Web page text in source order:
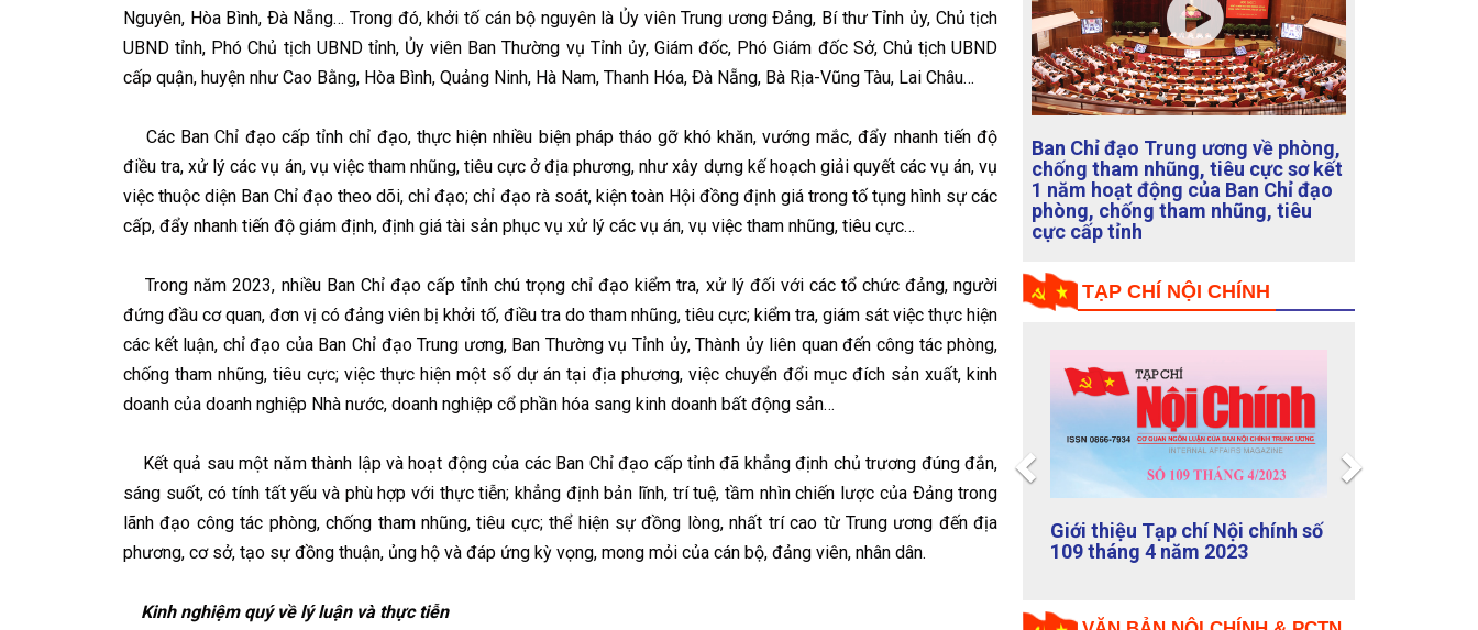
Nguyên, Hòa Bình, Ðà Nẵng… Trong đó, khởi tố cán bộ nguyên là Ủy viên Trung ương Ðảng, Bí thư Tỉnh ủy, Chủ tịch
UBND tỉnh, Phó Chủ tịch UBND tỉnh, Ủy viên Ban Thường vụ Tỉnh ủy, Giám đốc, Phó Giám đốc Sở, Chủ tịch UBND
cấp quận, huyện như Cao Bằng, Hòa Bình, Quảng Ninh, Hà Nam, Thanh Hóa, Ðà Nẵng, Bà Rịa-Vũng Tàu, Lai Châu…
Các Ban Chỉ đạo cấp tỉnh chỉ đạo, thực hiện nhiều biện pháp tháo gỡ khó khăn, vướng mắc, đẩy nhanh tiến độ
điều tra, xử lý các vụ án, vụ việc tham nhũng, tiêu cực ở địa phương, như xây dựng kế hoạch giải quyết các vụ án, vụ
việc thuộc diện Ban Chỉ đạo theo dõi, chỉ đạo; chỉ đạo rà soát, kiện toàn Hội đồng định giá trong tố tụng hình sự các
cấp, đẩy nhanh tiến độ giám định, định giá tài sản phục vụ xử lý các vụ án, vụ việc tham nhũng, tiêu cực…
Trong năm 2023, nhiều Ban Chỉ đạo cấp tỉnh chú trọng chỉ đạo kiểm tra, xử lý đối với các tổ chức đảng, người
đứng đầu cơ quan, đơn vị có đảng viên bị khởi tố, điều tra do tham nhũng, tiêu cực; kiểm tra, giám sát việc thực hiện
các kết luận, chỉ đạo của Ban Chỉ đạo Trung ương, Ban Thường vụ Tỉnh ủy, Thành ủy liên quan đến công tác phòng,
chống tham nhũng, tiêu cực; việc thực hiện một số dự án tại địa phương, việc chuyển đổi mục đích sản xuất, kinh
doanh của doanh nghiệp Nhà nước, doanh nghiệp cổ phần hóa sang kinh doanh bất động sản…
Kết quả sau một năm thành lập và hoạt động của các Ban Chỉ đạo cấp tỉnh đã khẳng định chủ trương đúng đắn,
sáng suốt, có tính tất yếu và phù hợp với thực tiễn; khẳng định bản lĩnh, trí tuệ, tầm nhìn chiến lược của Ðảng trong
lãnh đạo công tác phòng, chống tham nhũng, tiêu cực; thể hiện sự đồng lòng, nhất trí cao từ Trung ương đến địa
phương, cơ sở, tạo sự đồng thuận, ủng hộ và đáp ứng kỳ vọng, mong mỏi của cán bộ, đảng viên, nhân dân.
Kinh nghiệm quý về lý luận và thực tiễn
Chống suy thoái, tham nhũng, tiêu
TẠP CHÍ NỘI CHÍNH
Giới thiệu Tạp chí Nội chính số
108 tháng 3 năm 2023
Previous